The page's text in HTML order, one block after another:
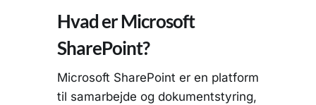
Hvad er Microsoft
SharePoint?
Microsoft SharePoint er en platform
til samarbejde og dokumentstyring,